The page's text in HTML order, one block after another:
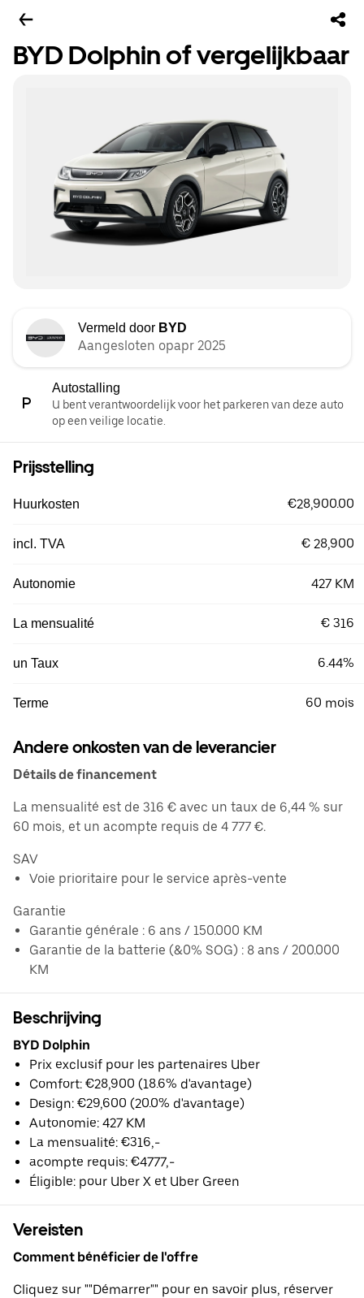
BYD Dolphin of vergelijkbaar
Vermeld door BYD
Aangesloten opapr 2025
Autostalling
U bent verantwoordelijk voor het parkeren van deze auto
op een veilige locatie.
Prijsstelling
Huurkosten €28,900.00
incl. TVA € 28,900
Autonomie 427 KM
La mensualité € 316
un Taux 6.44%
Terme 60 mois
Andere onkosten van de leverancier
Détails de financement
La mensualité est de 316 € avec un taux de 6,44 % sur
60 mois, et un acompte requis de 4 777 €.
SAV
Voie prioritaire pour le service après-vente
Garantie
Garantie générale : 6 ans / 150.000 KM
Garantie de la batterie (&0% SOG) : 8 ans / 200.000
KM
Beschrijving
BYD Dolphin
Prix exclusif pour les partenaires Uber
Comfort: €28,900 (18.6% d'avantage)
Design: €29,600 (20.0% d'avantage)
Autonomie: 427 KM
La mensualité: €316,-
acompte requis: €4777,-
Éligible: pour Uber X et Uber Green
Vereisten
Comment bénéficier de l'offre
Cliquez sur ""Démarrer"" pour en savoir plus, réserver